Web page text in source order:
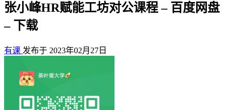
张小峰HR赋能工坊对公课程 – 百度网盘
– 下载
有课 发布于 2023年02月27日